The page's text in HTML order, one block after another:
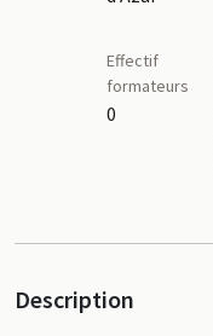
Effectif
formateurs
0
Description